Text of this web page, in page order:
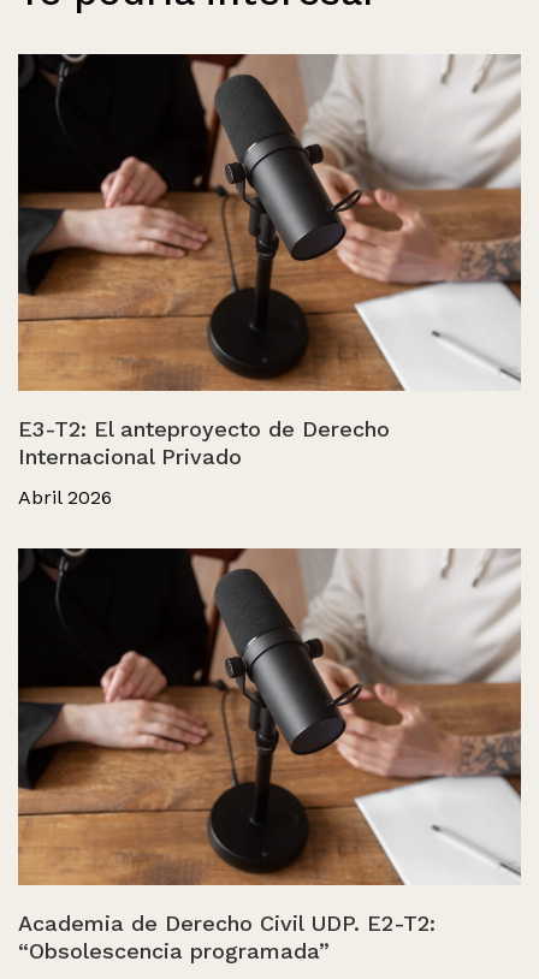
E3-T2: El anteproyecto de Derecho
Internacional Privado
Abril 2026
Academia de Derecho Civil UDP. E2-T2:
“Obsolescencia programada”